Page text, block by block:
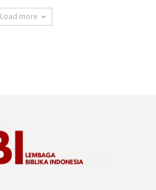
Load more